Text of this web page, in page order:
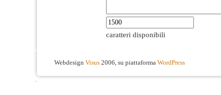
caratteri disponibili
Webdesign Visus 2006, su piattaforma WordPress